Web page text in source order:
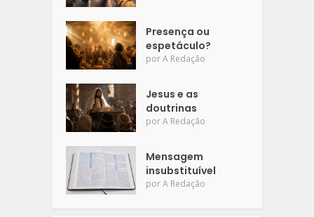
Presença ou
espetáculo?
porA Redação
Jesus e as
doutrinas
porA Redação
Mensagem
insubstituível
porA Redação